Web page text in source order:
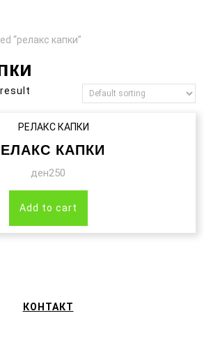
“релакс капки”
КАПКИ
ден250
Add to cart
КОНТАКТ